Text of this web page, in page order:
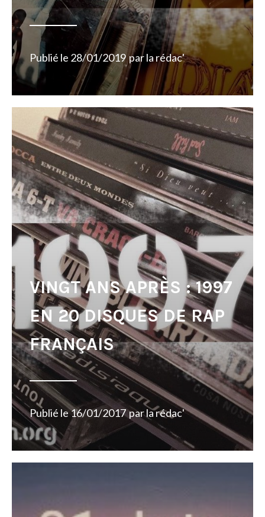
Publié le 28/01/2019 parla rédac'
VINGT ANS APRÈS : 1997
EN 20 DISQUES DE RAP
FRANÇAIS
Publié le16/01/2017 parla rédac'